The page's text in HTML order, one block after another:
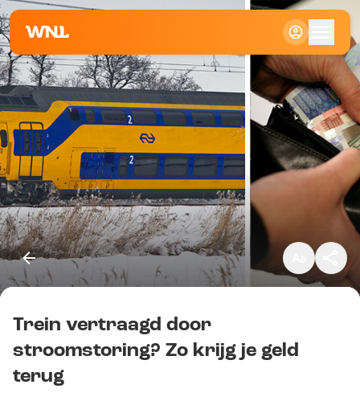
Klein
Standaard
Groot
Trein vertraagd door
stroomstoring? Zo krijg je geld
terug